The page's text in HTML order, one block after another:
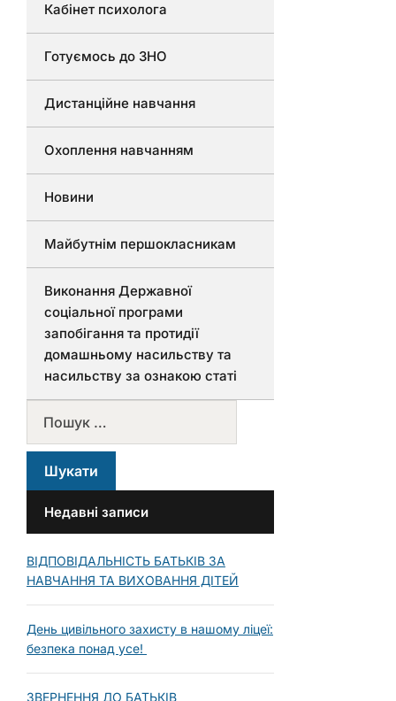
Кабінет психолога
Готуємось до ЗНО
Дистанційне навчання
Охоплення навчанням
Новини
Майбутнім першокласникам
Виконання Державної
соціальної програми
запобігання та протидії
домашньому насильству та
насильству за ознакою статі
Недавні записи
ВІДПОВІДАЛЬНІСТЬ БАТЬКІВ ЗА
НАВЧАННЯ ТА ВИХОВАННЯ ДІТЕЙ
День цивільного захисту в нашому ліцеї:
безпека понад усе!
ЗВЕРНЕННЯ ДО БАТЬКІВ